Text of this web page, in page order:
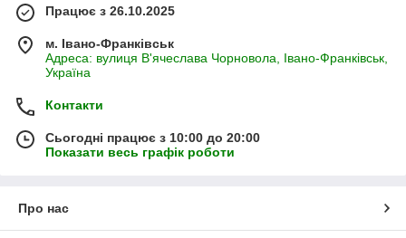
Працює з 26.10.2025
м. Івано-Франківськ
Адреса: вулиця В'ячеслава Чорновола, Івано-Франківськ,
Україна
Контакти
Сьогодні працює з 10:00 до 20:00
Показати весь графік роботи
Про нас